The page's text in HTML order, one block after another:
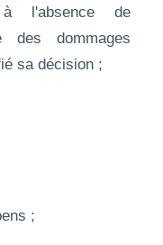
l'absence de
des dommages
sa décision ;
;